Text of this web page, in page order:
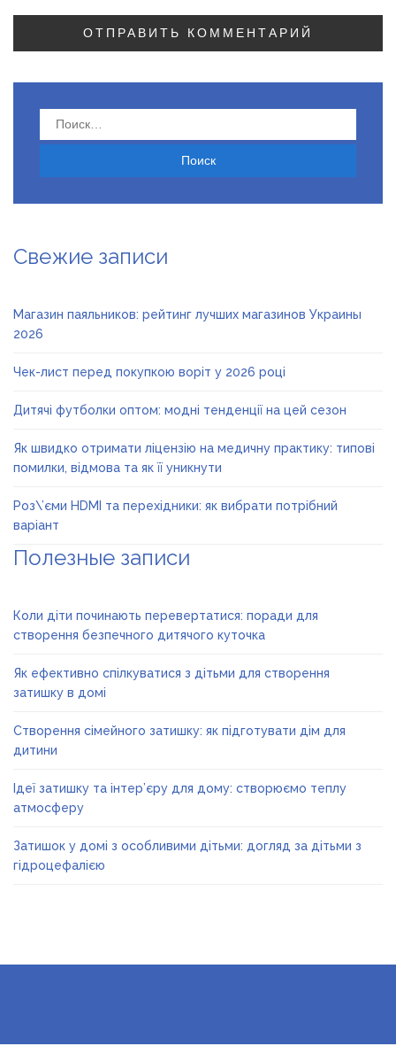
Найти:
Свежие записи
Магазин паяльников: рейтинг лучших магазинов Украины
2026
Чек-лист перед покупкою воріт у 2026 році
Дитячі футболки оптом: модні тенденції на цей сезон
Як швидко отримати ліцензію на медичну практику: типові
помилки, відмова та як її уникнути
Роз\’єми HDMI та перехідники: як вибрати потрібний
варіант
Полезные записи
Коли діти починають перевертатися: поради для
створення безпечного дитячого куточка
Як ефективно спілкуватися з дітьми для створення
затишку в домі
Створення сімейного затишку: як підготувати дім для
дитини
Ідеї затишку та інтер’єру для дому: створюємо теплу
атмосферу
Затишок у домі з особливими дітьми: догляд за дітьми з
гідроцефалією